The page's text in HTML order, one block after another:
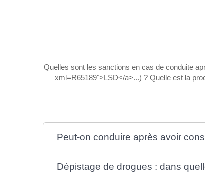
Quelles sont les sanctions en cas de conduite
xml=R65189">LSD</a>...) ? Quelle est la
Peut-on conduire après avoir
Dépistage de drogues : dans